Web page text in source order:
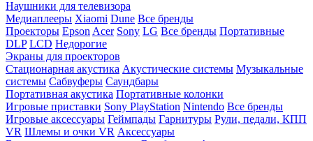
Наушники для телевизора
Медиаплееры Xiaomi Dune Все бренды
Проекторы Epson Acer Sony LG Все бренды Портативные
DLP LCD Недорогие
Экраны для проекторов
Стационарная акустика Акустические системы Музыкальные
системы Сабвуферы Саундбары
Портативная акустика Портативные колонки
Игровые приставки Sony PlayStation Nintendo Все бренды
Игровые аксессуары Геймпады Гарнитуры Рули, педали, КПП
VR Шлемы и очки VR Аксессуары